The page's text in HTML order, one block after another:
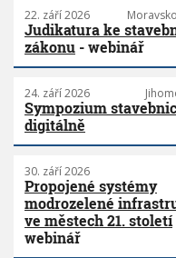
22. září 2026
Judikatura ke
zákonu - webinář
24. září 2026
Sympozium
digitálně
30. září 2026
Propojené systémy
modrozelené
ve městech 21. století
webinář